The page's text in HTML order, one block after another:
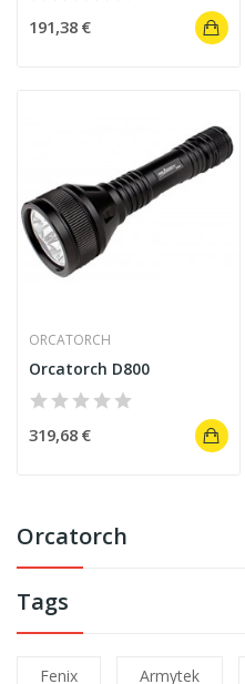
Orcatorch
Tags
Fenix Armytek
191,38 €
ORCATORCH
Orcatorch D800
319,68 €